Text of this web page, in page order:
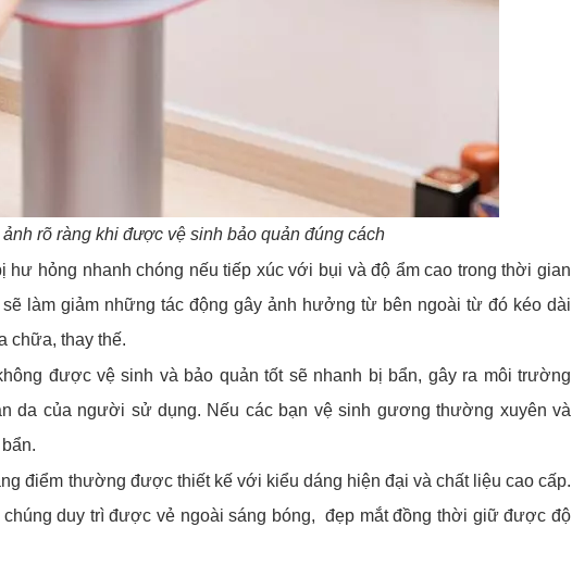
rõ ràng khi được vệ sinh bảo quản đúng cách
hư hỏng nhanh chóng nếu tiếp xúc với bụi và độ ẩm cao trong thời gian
làm giảm những tác động gây ảnh hưởng từ bên ngoài từ đó kéo dài
chữa, thay thế.
được vệ sinh và bảo quản tốt sẽ nhanh bị bẩn, gây ra môi trường
da của người sử dụng. Nếu các bạn vệ sinh gương thường xuyên và
điểm thường được thiết kế với kiểu dáng hiện đại và chất liệu cao cấp.
duy trì được vẻ ngoài sáng bóng, đẹp mắt đồng thời giữ được độ